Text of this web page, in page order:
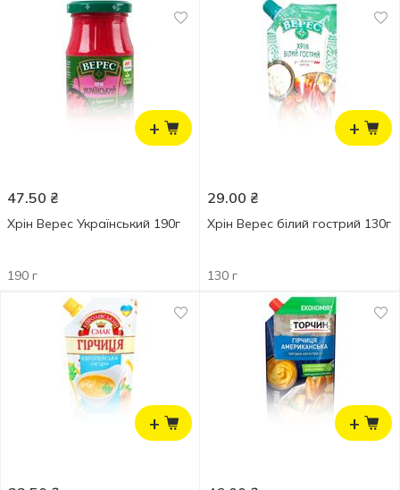
+
47.50 ₴
Хрiн Верес Український 190г
190 г
+
29.00 ₴
Хрін Верес білий гострий 130г
130 г
+ +